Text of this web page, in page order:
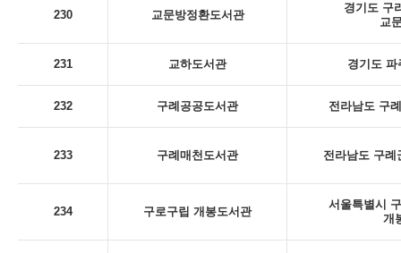
230 교문방정환도서관
경기도 구
교
231 교하도서관 경기도 파
232 구례공공도서관 전라남도 구
233 구례매천도서관 전라남도 구례
234 구로구립 개봉도서관
서울특별시
개